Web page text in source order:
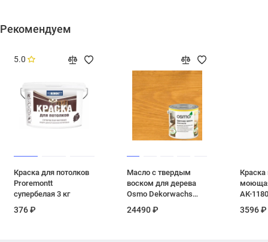
Рекомендуем
5.0
Краска для потолков
Proremontt
супербелая 3 кг
376 ₽
Масло с твердым
воском для дерева
Osmo Dekorwachs
Дуб светлый
24490 ₽
Краска
АК-
кг
3596 ₽